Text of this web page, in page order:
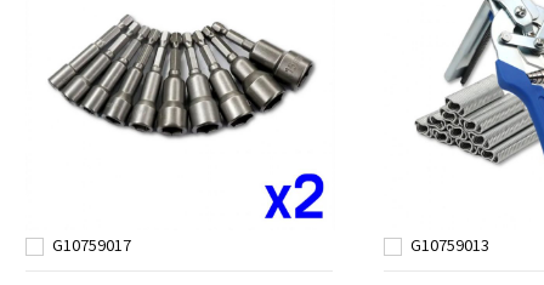
G10759017 G10759013